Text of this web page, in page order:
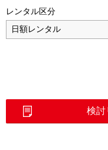
レンタル区分
検討